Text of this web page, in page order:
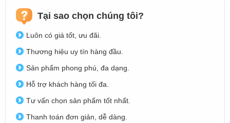
Tại sao chọn chúng tôi?
Luôn có giá tốt, ưu đãi.
Thương hiệu uy tín hàng đầu.
Sản phẩm phong phú, đa dạng.
Hỗ trợ khách hàng tối đa.
Tư vấn chọn sản phẩm tốt nhất.
Thanh toán đơn giản, dễ dàng.